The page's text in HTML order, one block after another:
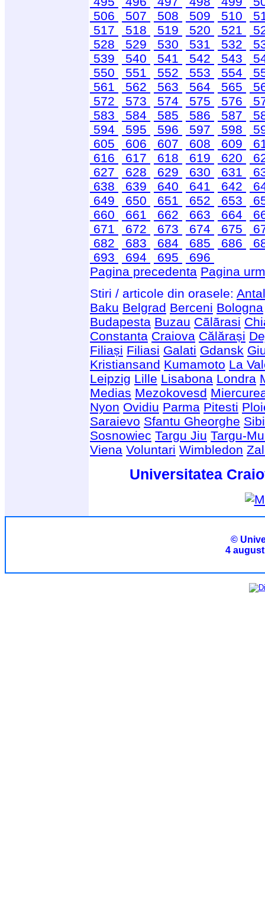
506
507 508 509 510
517
518 519 520 521
528
529 530 531 532
539
540 541 542 543
550
551 552 553 554
561
562 563 564 565
572
573 574 575 576
583
584 585 586 587
594
595 596 597 598
605
606 607 608 609
616
617 618 619 620
627
628 629 630 631
638
639 640 641 642
649
650 651 652 653
660
661 662 663 664
671
672 673 674 675
682
683 684 685 686
693
694 695
696
Pagina precedenta Pagina
Stiri / articole din orasele:
Baku Belgrad Berceni Bologna
Budapesta Buzau Cãlãrasi
Constanta Craiova Călărași
Filiași Filiasi Galati Gdansk
Kristiansand Kumamoto La
Leipzig Lille Lisabona Londra
Medias Mezokovesd
Nyon Ovidiu Parma Pitesti
Saraievo Sfantu Gheorghe
Sosnowiec Targu Jiu Targu-
Viena Voluntari Wimbledon
Universitatea
©
4